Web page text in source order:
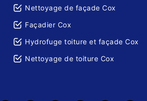
Nettoyage de façade Cox
Façadier Cox
Hydrofuge toiture et façade Cox
Nettoyage de toiture Cox